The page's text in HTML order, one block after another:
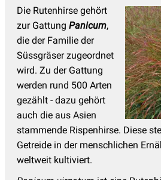
Die Rutenhirse gehört
zur Gattung Panicum,
die der Familie der
Süssgräser zugeordnet
wird. Zu der Gattung
werden rund 500 Arten
gezählt - dazu gehört
auch die aus Asien
stammende Rispenhirse. Diese
Getreide in der menschlichen
weltweit kultiviert.